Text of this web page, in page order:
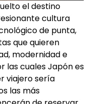
el destino
cultura
de punta,
que quieren
modernidad e
las cuales Japón es
viajero sería
las más